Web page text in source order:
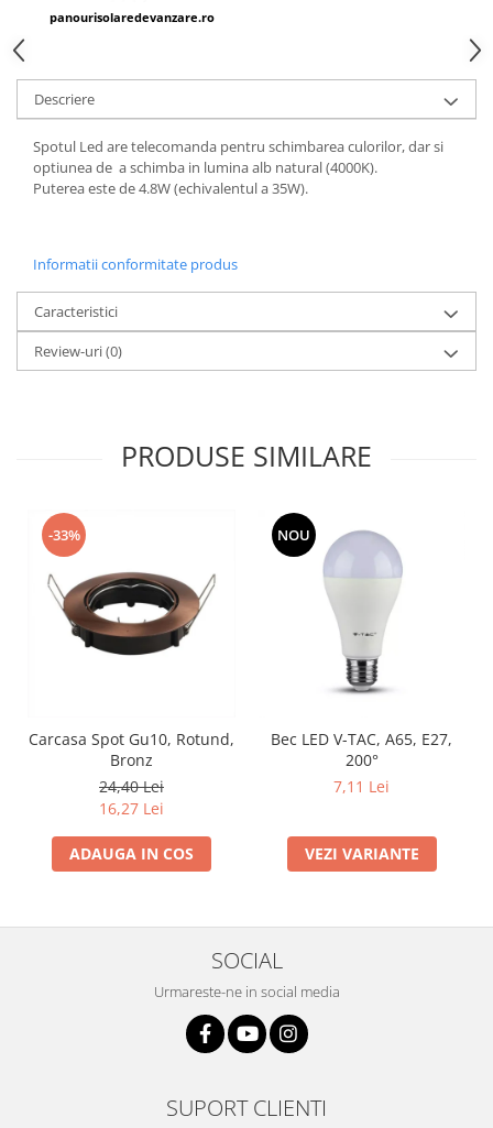
panourisolaredevanzare.ro
Descriere
Spotul Led are telecomanda pentru schimbarea culorilor, dar si
optiunea de a schimba in lumina alb natural (4000K).
Puterea este de 4.8W (echivalentul a 35W).
Informatii conformitate produs
Caracteristici
Review-uri(0)
PRODUSE SIMILARE
-33%
Carcasa Spot Gu10, Rotund,
Bronz
24,40 Lei
16,27 Lei
ADAUGA IN COS
NOU
Bec LED V-TAC, A65, E27,
200°
7,11 Lei
VEZI VARIANTE
SOCIAL
Urmareste-ne in social media
SUPORT CLIENTI